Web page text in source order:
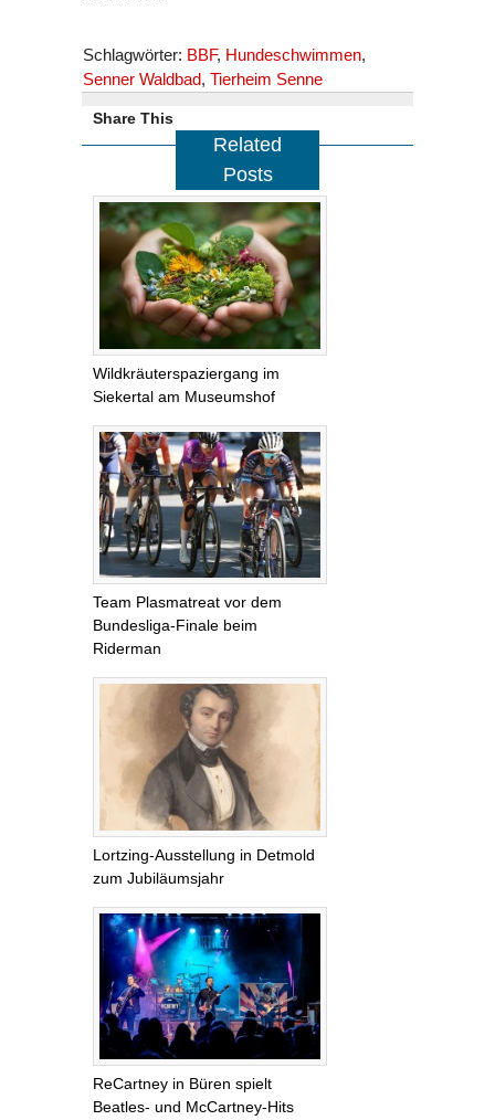
Schlagwörter: BBF, Hundeschwimmen,
Senner Waldbad, Tierheim Senne
Share This
Related
Posts
Wildkräuterspaziergang im
Siekertal am Museumshof
Team Plasmatreat vor dem
Bundesliga-Finale beim
Riderman
Lortzing-Ausstellung in Detmold
zum Jubiläumsjahr
ReCartney in Büren spielt
Beatles- und McCartney-Hits